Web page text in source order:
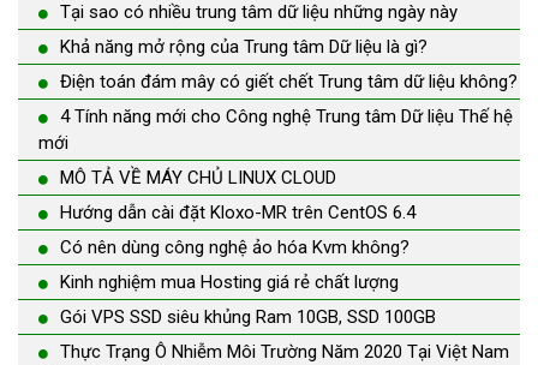
Tại sao có nhiều trung tâm dữ liệu những ngày này
Khả năng mở rộng của Trung tâm Dữ liệu là gì?
Điện toán đám mây có giết chết Trung tâm dữ liệu không?
4 Tính năng mới cho Công nghệ Trung tâm Dữ liệu Thế hệ
mới
MÔ TẢ VỀ MÁY CHỦ LINUX CLOUD
Hướng dẫn cài đặt Kloxo-MR trên CentOS 6.4
Có nên dùng công nghệ ảo hóa Kvm không?
Kinh nghiệm mua Hosting giá rẻ chất lượng
Gói VPS SSD siêu khủng Ram 10GB, SSD 100GB
Thực Trạng Ô Nhiễm Môi Trường Năm 2020 Tại Việt Nam